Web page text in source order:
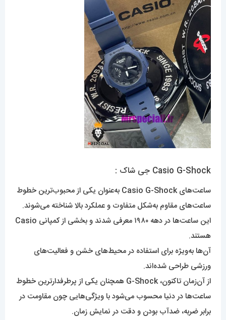
Casio G-Shock جی شاک :
ساعت‌های Casio G-Shock به‌عنوان یکی از محبوب‌ترین خطوط
ساعت‌های مقاوم به‌شکل متفاوت و عملکرد بالا شناخته می‌شوند.
این ساعت‌ها در دهه ۱۹۸۰ معرفی شدند و بخشی از کمپانی Casio
هستند.
آن‌ها به‌ویژه برای استفاده در محیط‌های خشن و فعالیت‌های
ورزشی طراحی شده‌اند.
از آن‌زمان تاکنون، G-Shock همچنان یکی از پرطرفدارترین خطوط
ساعت‌ها در دنیا محسوب می‌شود با ویژگی‌هایی چون مقاومت در
برابر ضربه، ضدآب بودن و دقت در نمایش زمان.